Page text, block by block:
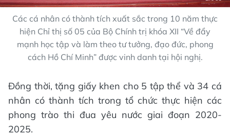
Các cá nhân có thành tích xuất sắc trong 10 năm thực
hiện Chỉ thị số 05 của Bộ Chính trị khóa XII “Về đẩy
mạnh học tập và làm theo tư tưởng, đạo đức, phong
cách Hồ Chí Minh” được vinh danh tại hội nghị.
Đồng thời, tặng giấy khen cho 5 tập thể và 34 cá
nhân có thành tích trong tổ chức thực hiện các
phong trào thi đua yêu nước giai đoạn 2020-
2025.